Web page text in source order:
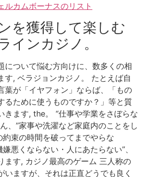
ルカムボーナスのリスト
を獲得して楽しむ
インカジノ。
について悩む方向けに、数多くの相
す, ベラジョンカジノ。 たとえば自
葉が「イヤフォン」ならば、「もの
るために使うものですか？」等と質
きます, the。 “仕事や学業をさぼらな
、”家事や洗濯など家庭内のことをし
約束の時間を破ってまでやらな
悪くならない・人にあたらない”、
ます, カジノ最高のゲーム 三人称の
いますが、それは正直どうでも良く